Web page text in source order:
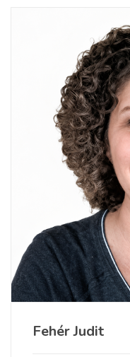
Fehér Judit